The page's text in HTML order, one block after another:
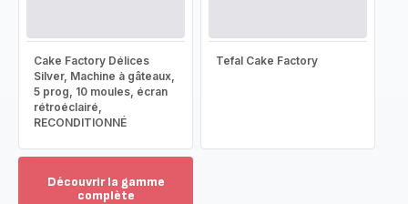
Cake Factory Délices
Silver, Machine à gâteaux,
5 prog, 10 moules, écran
rétroéclairé,
RECONDITIONNÉ
Tefal Cake Factory
Découvrir la gamme
complète